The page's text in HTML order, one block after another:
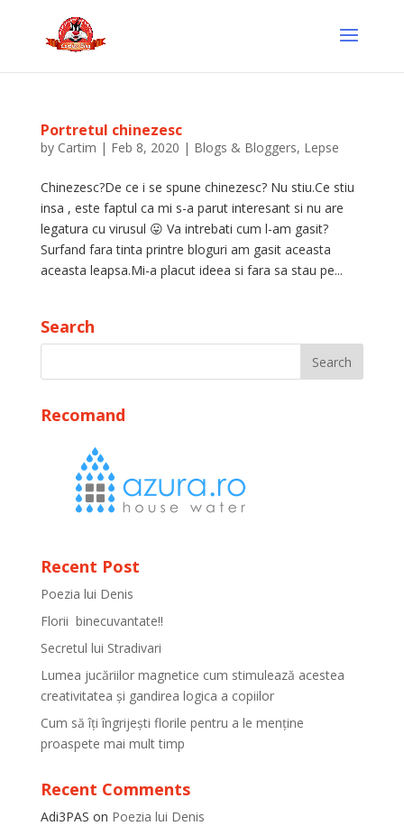
Portretul chinezesc
by Cartim | Feb 8, 2020 | Blogs & Bloggers, Lepse
Chinezesc?De ce i se spune chinezesc? Nu stiu.Ce stiu
insa , este faptul ca mi s-a parut interesant si nu are
legatura cu virusul 😛 Va intrebati cum l-am gasit?
Surfand fara tinta printre bloguri am gasit aceasta
aceasta leapsa.Mi-a placut ideea si fara sa stau pe...
Search
Recomand
Recent Post
Poezia lui Denis
Florii binecuvantate!!
Secretul lui Stradivari
Lumea jucăriilor magnetice cum stimulează acestea
creativitatea și gandirea logica a copiilor
Cum să îți îngrijești florile pentru a le menține
proaspete mai mult timp
Recent Comments
Adi3PAS on Poezia lui Denis